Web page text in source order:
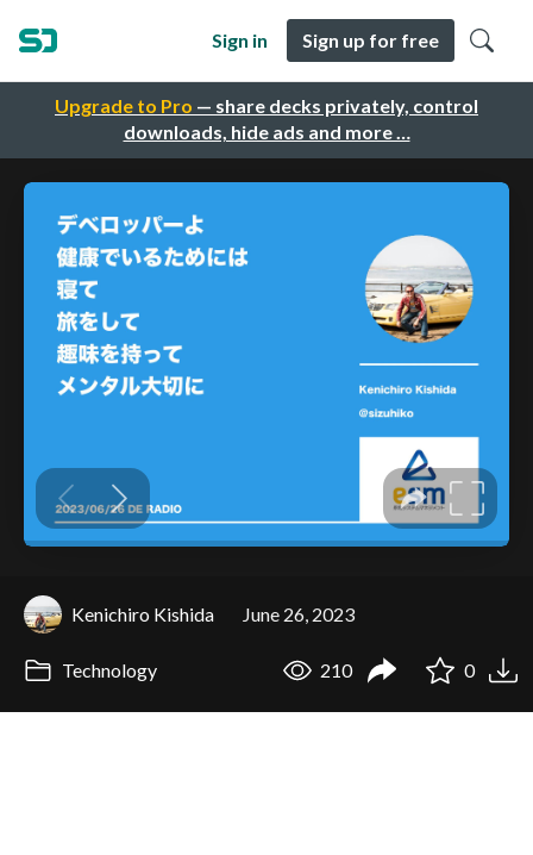
Upgrade to Pro — share decks privately, control
downloads, hide ads and more …
Sign in Sign up for free
Kenichiro Kishida June 26, 2023
Technology 210 0